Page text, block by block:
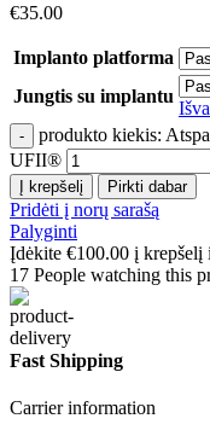
€35.00
Implanto platforma
Jungtis su implantu
produkto kiekis:
UFII®
Į krepšelį Pirkti dabar
Pridėti į norų sarašą
Palyginti
Įdėkite €100.00 į krepšelį
17 People watching this
Fast Shipping
Carrier information